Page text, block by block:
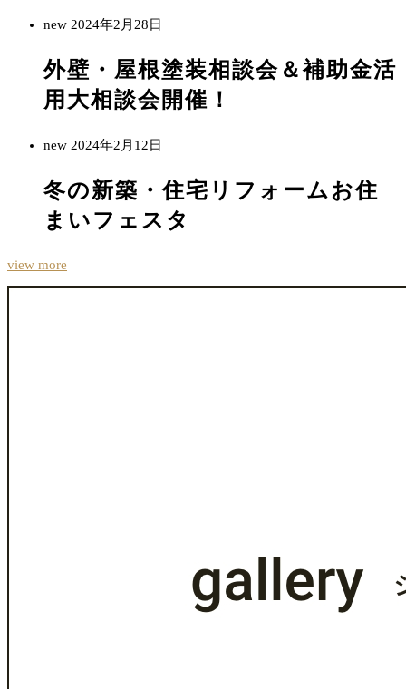
new 2024年2月28日
外壁・屋根塗装相談会＆補助金活
用大相談会開催！
new 2024年2月12日
冬の新築・住宅リフォームお住
まいフェスタ
view more